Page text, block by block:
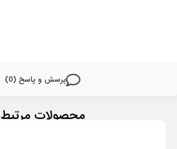
پرسش و پاسخ (0)
محصولات مرتبط